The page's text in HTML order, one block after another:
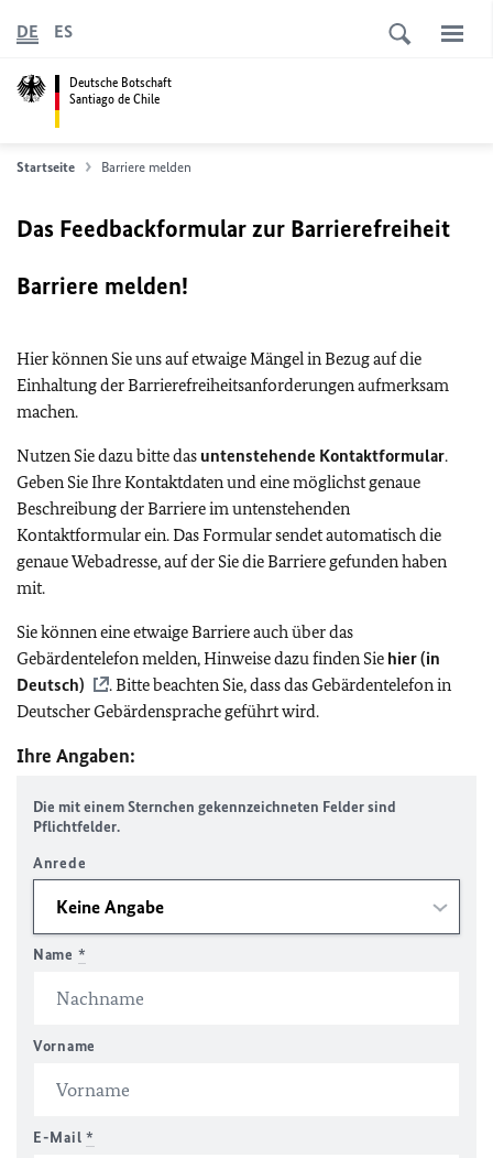
Deutsche Botschaft
Santiago de Chile
DE ES
Startseite Barriere melden
Das Feedbackformular zur Barrierefreiheit
Barriere melden!
Hier können Sie uns auf etwaige Mängel in Bezug auf die
Einhaltung der Barrierefreiheitsanforderungen aufmerksam
machen.
Nutzen Sie dazu bitte das untenstehende Kontaktformular.
Geben Sie Ihre Kontaktdaten und eine möglichst genaue
Beschreibung der Barriere im untenstehenden
Kontaktformular ein. Das Formular sendet automatisch die
genaue Webadresse, auf der Sie die Barriere gefunden haben
mit.
Sie können eine etwaige Barriere auch über das
Gebärdentelefon melden, Hinweise dazu finden Sie hier (in
Deutsch)
. Bitte beachten Sie, dass das Gebärdentelefon in
Deutscher Gebärdensprache geführt wird.
Ihre Angaben:
Die mit einem Sternchen gekennzeichneten Felder sind
Pflichtfelder.
Anrede
Name *
Vorname
E-Mail *